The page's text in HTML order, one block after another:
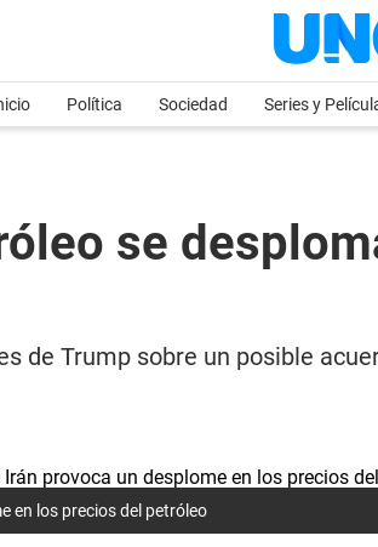
Política Sociedad Series y
se
de Trump sobre un posible
en los precios del petróleo